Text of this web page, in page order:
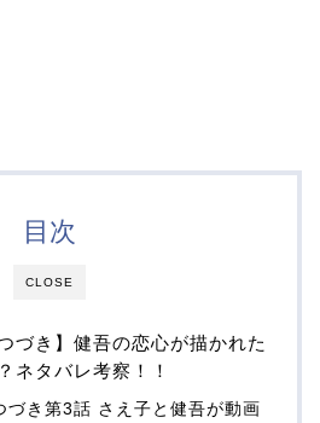
CLOSE
目次
づき】健吾の恋心が描かれた
ネタバレ考察！！
づき第3話 さえ子と健吾が動画